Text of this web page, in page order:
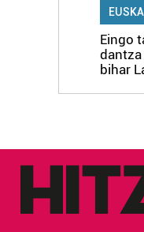
Eingo
dantza
bihar